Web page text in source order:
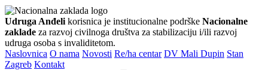
Udruga Anđeli korisnica je institucionalne podrške Nacionalne
zaklade za razvoj civilnoga društva za stabilizaciju i/ili razvoj
udruga osoba s invaliditetom.
Naslovnica O nama Novosti Re/ha centar DV Mali Dupin Stan
Zagreb Kontakt